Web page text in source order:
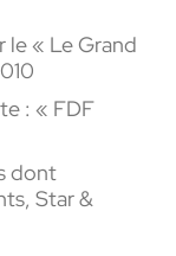
le « Le Grand
: « FDF
dont
Star &